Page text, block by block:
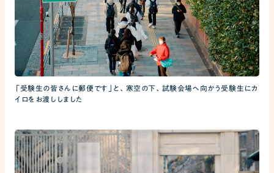
「受験生の皆さんに郵便です」と、寒空の下、試験会場へ向かう受験生にカ
イロをお渡ししました